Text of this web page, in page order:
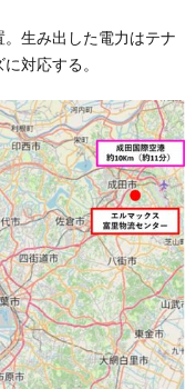
生み出した電力はテナ
対応する。